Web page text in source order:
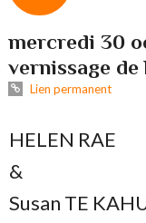
mercredi 30
vernissage
Lien permanent
HELEN RAE
&
Susan TE